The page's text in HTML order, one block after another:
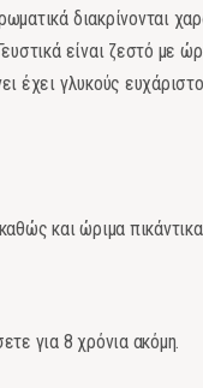
διακρίνονται
είναι ζεστό με
έχει γλυκούς
και ώριμα πικάντικα
για 8 χρόνια ακόμη.